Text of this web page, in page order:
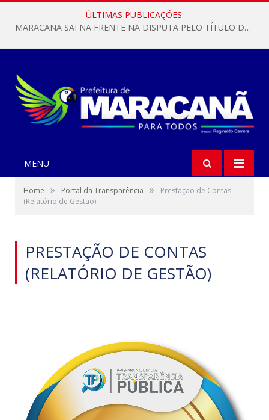
ÚLTIMAS PUBLICAÇÕES:
MARACANÃ SAI NA FRENTE NA DISPUTA PELO TÍTULO DA COPA PARÁ SUB-17!
MENU
Home » Portal da Transparência »
Prestação de Contas
(Relatório de Gestão)
PRESTAÇÃO DE CONTAS
(RELATÓRIO DE GESTÃO)